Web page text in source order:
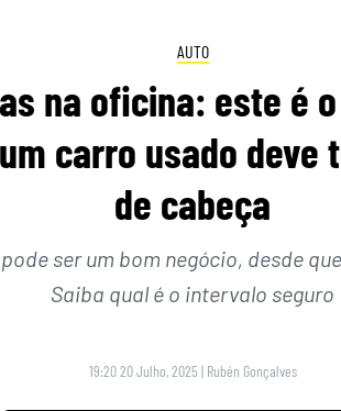
AUTO
na oficina: este é o
carro usado deve
de cabeça
ser um bom negócio, desde
Saiba qual é o intervalo seguro
19:20 20 Julho, 2025 | Rubén Gonçalves